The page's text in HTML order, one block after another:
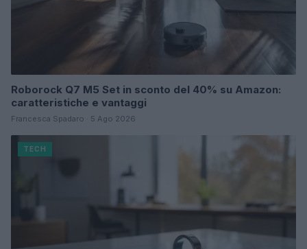
Roborock Q7 M5 Set in sconto del 40% su Amazon:
caratteristiche e vantaggi
Francesca Spadaro · 5 Ago 2026
TECH